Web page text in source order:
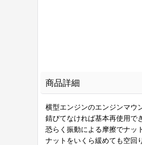
商品詳細
横型エンジンのエンジンマウ
錆びてなければ基本再使用で
恐らく振動による摩擦でナッ
ナットをいくら緩めても空回